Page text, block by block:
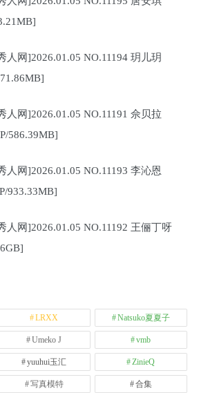
人网]2026.01.05 NO.11194 玥儿玥
人网]2026.01.05 NO.11191 佘贝拉
586.39MB]
人网]2026.01.05 NO.11193 李沁恩
933.33MB]
人网]2026.01.05 NO.11192 王俪丁呀
LRXX Natsuko夏夏子
Umeko J vmb
yuuhui玉汇 ZinieQ
写真模特 合集